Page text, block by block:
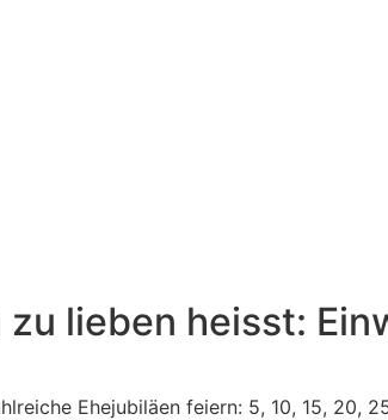
lieben heisst:
Ehejubiläen feiern: 5, 10, 15, 20,